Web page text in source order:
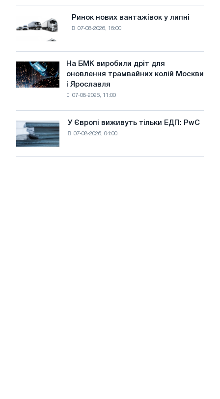
цілей
декарбонізації
Ринок
нових
вантажівок
у
липні
Ринок нових вантажівок у липні
07-08-2026, 16:00
На
БМК
виробили
трамвайних
колій
На БМК виробили дріт для
оновлення трамвайних колій Москви
і Ярославля
07-08-2026, 11:00
Європі
виживуть
тільки
У Європі виживуть тільки ЕДП: PwC
07-08-2026, 04:00